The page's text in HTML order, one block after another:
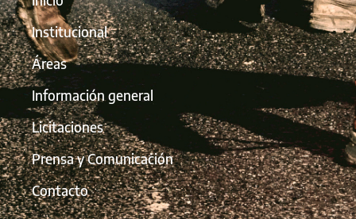
Institucional
Áreas
Información general
Licitaciones
Prensa y Comunicación
Contacto